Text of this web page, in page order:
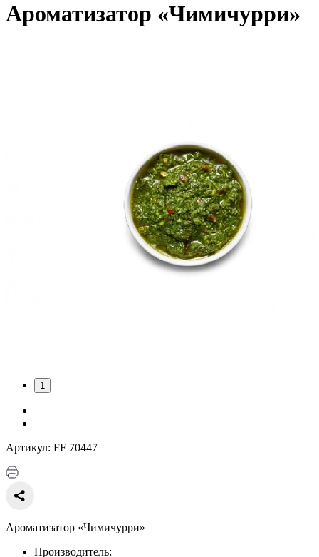
Ароматизатор «Чимичурри»
1
Артикул: FF 70447
Ароматизатор «Чимичурри»
Производитель: